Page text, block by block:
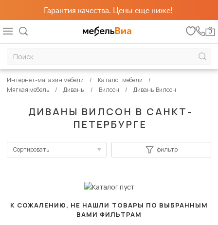
Гарантия качества. Цены еще ниже!
0
ДИВАНЫ ВИЛСОН В САНКТ-
ПЕТЕРБУРГЕ
Интернет-магазин мебели
Каталог мебели
Мягкая мебель
Диваны Вилсон Диваны Вилсон
Сортировать
Сначала дешевые
фильтр
К СОЖАЛЕНИЮ, НЕ НАШЛИ ТОВАРЫ ПО ВЫБРАННЫМ
ВАМИ ФИЛЬТРАМ